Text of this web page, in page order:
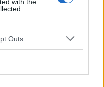
Outs
nowotworowych w
wszystkimsilne